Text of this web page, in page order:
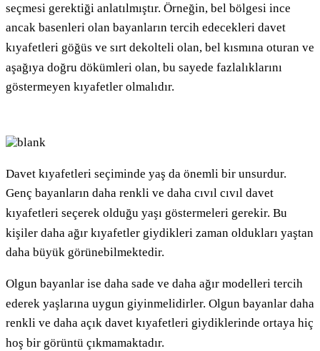
seçmesi gerektiği anlatılmıştır. Örneğin, bel bölgesi ince
ancak basenleri olan bayanların tercih edecekleri davet
kıyafetleri göğüs ve sırt dekolteli olan, bel kısmına oturan ve
aşağıya doğru dökümleri olan, bu sayede fazlalıklarını
göstermeyen kıyafetler olmalıdır.
Davet kıyafetleri seçiminde yaş da önemli bir unsurdur.
Genç bayanların daha renkli ve daha cıvıl cıvıl davet
kıyafetleri seçerek olduğu yaşı göstermeleri gerekir. Bu
kişiler daha ağır kıyafetler giydikleri zaman oldukları yaştan
daha büyük görünebilmektedir.
Olgun bayanlar ise daha sade ve daha ağır modelleri tercih
ederek yaşlarına uygun giyinmelidirler. Olgun bayanlar daha
renkli ve daha açık davet kıyafetleri giydiklerinde ortaya hiç
hoş bir görüntü çıkmamaktadır.